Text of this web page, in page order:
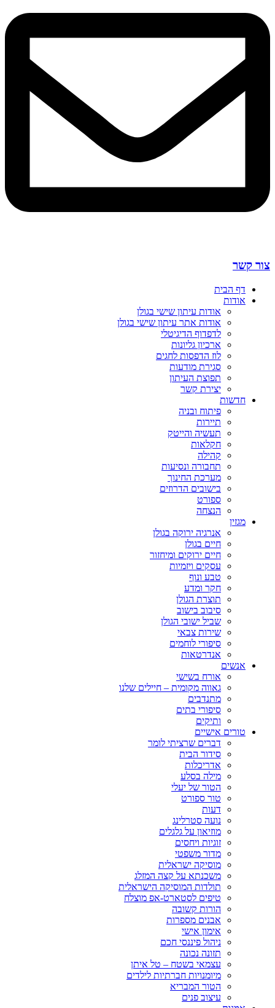
צור קשר
דף הבית
אודות
אודות עיתון שישי בגולן
אודות אתר עיתון שישי בגולן
לדפדוף הדיגיטלי
ארכיון גליונות
לוז הדפסות לחגים
סגירת מודעות
תפוצת העיתון
יצירת קשר
חדשות
פיתוח ובניה
תיירות
תעשיה והייטק
חקלאות
קהילה
תחבורה ונסיעות
מערכת החינוך
בישובים הדרוזים
ספורט
הנצחה
מגזין
אנרגיה ירוקה בגולן
חיים בגולן
חיים ירוקים ומיחזור
עסקים ויזמיות
טבע ונוף
חקר ומדע
תוצרת הגולן
סיבוב בישוב
שביל ישובי הגולן
שירות צבאי
סיפורי לוחמים
אנדרטאות
אנשים
אורח בשישי
גאווה מקומית – חיילים שלנו
מתנדבים
סיפורי בתים
ותיקים
טורים אישיים
דברים שרציתי לומר
סידור הבית
אדריכלות
מילה בסלע
הטור של יעלי
טור ספורט
דעות
נועה סטרלינג
מוזיאון על גלגלים
זוגיות ויחסים
מדור משפטי
מוסיקה ישראלית
משכנתא על קצה המזלג
תולדות המוסיקה הישראלית
טיפים לסטארט-אפ מוצלח
הורות קשובה
אבנים מספרות
אימון אישי
ניהול פיננסי חכם
תזונה נכונה
עצמאי בשטח – טל איתן
מיומנויות חברתיות לילדים
הטור המבריא
עיצוב פנים